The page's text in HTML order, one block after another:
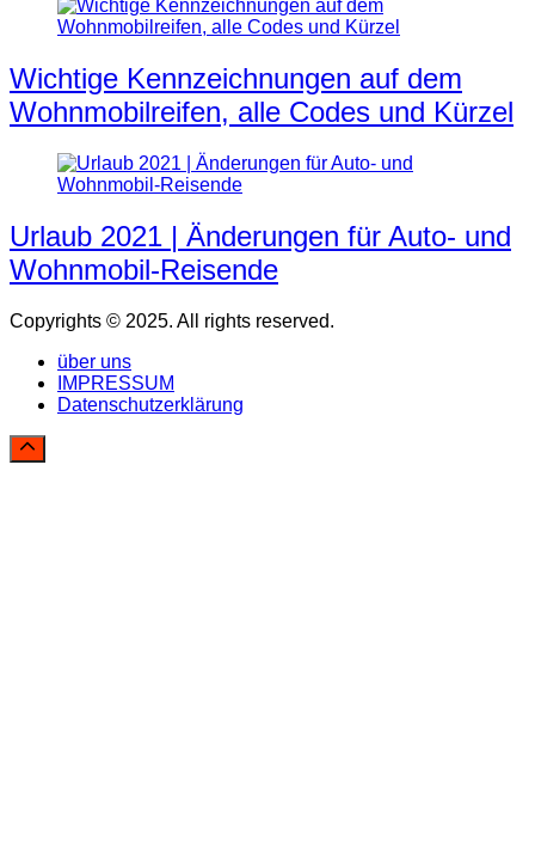
Wichtige Kennzeichnungen auf dem
Wohnmobilreifen, alle Codes und Kürzel
Urlaub 2021 | Änderungen für Auto- und
Wohnmobil-Reisende
Copyrights © 2025. All rights reserved.
über uns
IMPRESSUM
Datenschutzerklärung